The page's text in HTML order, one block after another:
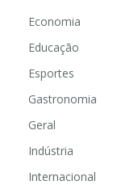
Economia
Educação
Esportes
Gastronomia
Geral
Indústria
Internacional